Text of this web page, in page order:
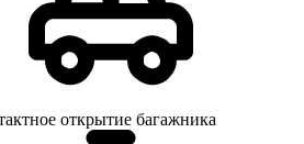
открытие багажника